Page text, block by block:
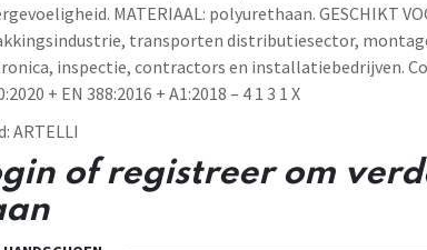
MATERIAAL: polyurethaan. GESCHIKT
transporten distributiesector,
inspectie, contractors en installatiebedrijven.
+ EN 388:2016 + A1:2018 – 4 1 3 1 X
ARTELLI
of registreer om